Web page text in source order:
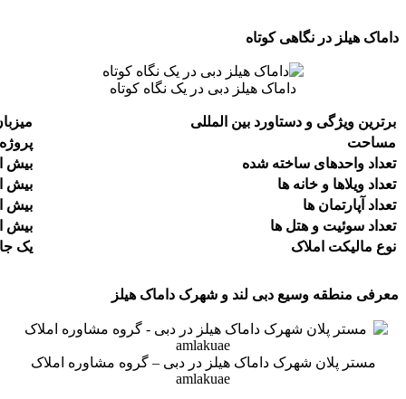
داماک هیلز در نگاهی کوتاه
داماک هیلز دبی در یک نگاه کوتاه
برترین ویژگی و دستاورد بین المللی
مساحت
پروژه‌ای
تعداد واحدهای ساخته شده
بیش از
تعداد ویلاها و خانه ها
بیش از ۳٬۰۰۰ ویلا و
تعداد آپارتمان ها
بیش از ۵٬۰۰۰ واحد
تعداد سوئیت و هتل ها
بیش از ۴۵۰ اتاق هتل و
نوع مالیکت املاک
یک
معرفی منطقه وسیع دبی لند و شهرک داماک هیلز
مستر پلان شهرک داماک هیلز در دبی – گروه مشاوره املاک
amlakuae